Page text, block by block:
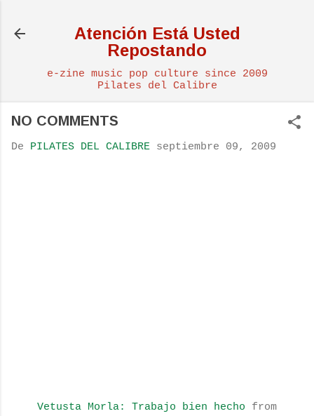
Atención Está Usted
Repostando
e-zine music pop culture since 2009
Pilates del Calibre
NO COMMENTS
De PILATES DEL CALIBRE septiembre 09, 2009
Vetusta Morla: Trabajo bien hecho from